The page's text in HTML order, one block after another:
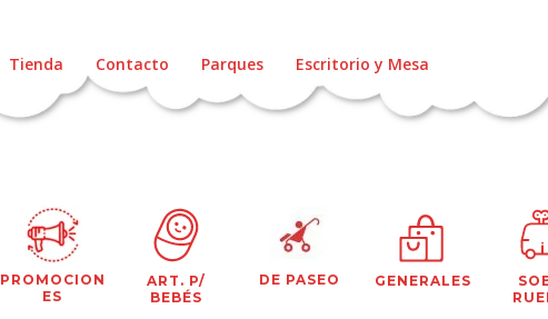
Tienda Contacto Parques Escritorio y Mesa
PROMOCION
ES
ART. P/
BEBÉS
DE PASEO GENERALES